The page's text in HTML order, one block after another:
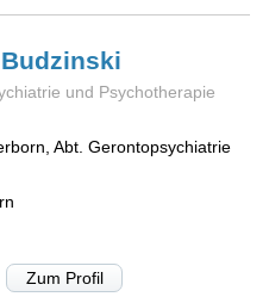
Budzinski
und Psychotherapie
Abt. Gerontopsychiatrie
Zum Profil